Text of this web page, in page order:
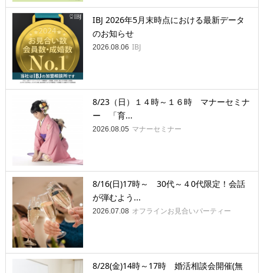
IBJ 2026年5月末時点における最新データ
のお知らせ
2026.08.06 IBJ
8/23（日）１４時～１６時 マナーセミナ
ー 「育...
2026.08.05 マナーセミナー
8/16(日)17時～ 30代～４0代限定！会話
が弾むよう...
2026.07.08 オフラインお見合いパーティー
8/28(金)14時～17時 婚活相談会開催(無